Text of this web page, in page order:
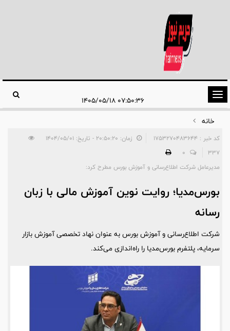
تغییر
وضعیت
ناوبری
۰۷:۵۰:۳۶ ۱۴۰۵/۰۵/۱۸
خانه
کد خبر : 1753270483644
زمان: ۲۰:۵۰:۲۰ - تاریخ: ۱۴۰۴/۰۵/۰۱
337
0
مدیرعامل شرکت اطلاع‌رسانی و آموزش بورس مطرح کرد:
بورس‌مدیا؛ روایت نوین آموزش مالی با زبان
رسانه
شرکت اطلاع‌رسانی و آموزش بورس به عنوان نهاد تخصصی آموزش بازار
سرمایه، پلتفرم بورس‌مدیا را راه‌اندازی می‌کند.